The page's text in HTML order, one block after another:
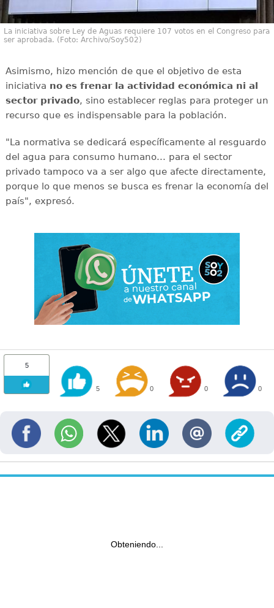
La iniciativa sobre Ley de Aguas requiere 107 votos en el Congreso para
ser aprobada. (Foto: Archivo/Soy502)
Asimismo, hizo mención de que el objetivo de esta
iniciativa no es frenar la actividad económica ni al
sector privado, sino establecer reglas para proteger un
recurso que es indispensable para la población.
"La normativa se dedicará específicamente al resguardo
del agua para consumo humano... para el sector
privado tampoco va a ser algo que afecte directamente,
porque lo que menos se busca es frenar la economía del
país", expresó.
5
5 0 0 0
Obteniendo...